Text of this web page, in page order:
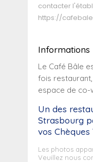
contacter
https://
Informations
Le Café Bâle
fois
espace de co-
Un des
Strasbourg
vos Chèques
Les photos
Veuillez nous